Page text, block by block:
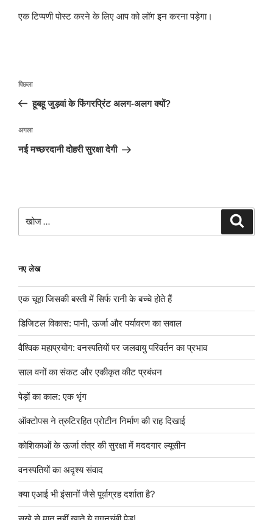
एक टिप्पणी पोस्ट करने के लिए आप कोलॉग इनकरना पड़ेगा।
पोस्ट
पिछला
पोस्ट:
पिछला
हूबहू जुड़वां के फिंगरप्रिंट अलग-अलग क्यों?
अगली
पोस्ट
अगला
नई मच्छरदानी दोहरी सुरक्षा देगी
खोजे
नए लेख
एक चूहा जिसकी बस्ती में सिर्फ रानी के बच्चे होते हैं
डिजिटल विकास: पानी, ऊर्जा और पर्यावरण का सवाल
वैश्विक महाप्रयोग: वनस्पतियों पर जलवायु परिवर्तन का प्रभाव
साल वनों का संकट और एकीकृत कीट प्रबंधन
पेड़ों का काल: एक भृंग
ऑक्टोपस ने त्रुटिरहित प्रोटीन निर्माण की राह दिखाई
कोशिकाओं के ऊर्जा तंत्र की सुरक्षा में मददगार ल्यूसीन
वनस्पतियों का अदृश्य संवाद
क्या एआई भी इंसानों जैसे पूर्वाग्रह दर्शाता है?